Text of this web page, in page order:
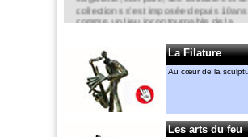
collections s’est imposée depuis 10ans
comme un lieu incontournable de la
création en sculpture.
Elle est un espace d’exposition
permanent,
mais aussi ponctuel avec notamment le
“jardin de la Filature “ en mai.
Anne-Marie CASSIERS et Gérard
y ont chacun leur atelier. Ils animent
La Filature
Au cœur de la
Les arts du feu